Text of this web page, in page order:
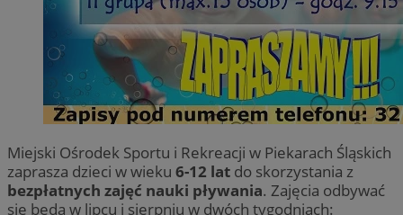
Miejski Ośrodek Sportu i Rekreacji w Piekarach Śląskich
zaprasza dzieci w wieku 6-12 lat do skorzystania z
bezpłatnych zajęć nauki pływania. Zajęcia odbywać
się będą w lipcu i sierpniu w dwóch tygodniach: